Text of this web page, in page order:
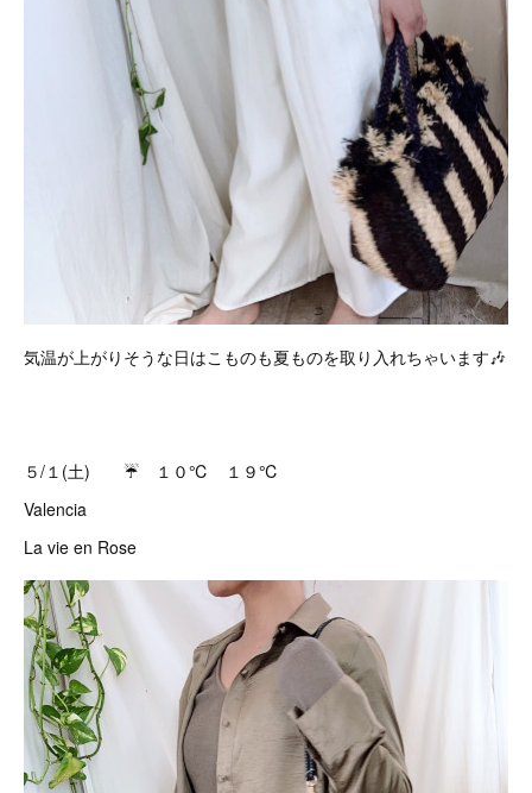
気温が上がりそうな日はこものも夏ものを取り入れちゃいます🎶
５/１(土) ☔️ １０℃ １９℃
Valencia
La vie en Rose